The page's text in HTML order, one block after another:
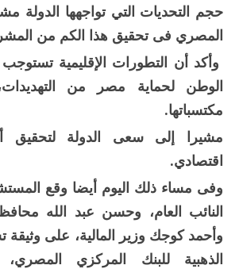
حجم التحديات التي تواجهها الدولة
المصري فى تحقيق هذا الكم من
وأكد أن التطورات الإقليمية تستوجب
الوطن لحماية مصر من
مكتسباتها.
مشيرا إلى سعى الدولة لتحقيق
اقتصادي.
وفى مساء ذلك اليوم أيضا وقع
النائب العام، وحسن عبد الله محافظ
وأحمد كوجك وزير المالية، على وثيقة
الذهبية للبنك المركزي المصري،